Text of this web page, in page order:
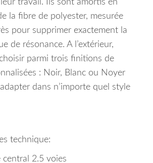
travail. Ils sont amortis en
la fibre de polyester, mesurée
pour supprimer exactement la
de résonance. A l’extérieur,
parmi trois finitions de
: Noir, Blanc ou Noyer
dans n’importe quel style
technique:
central 2.5 voies